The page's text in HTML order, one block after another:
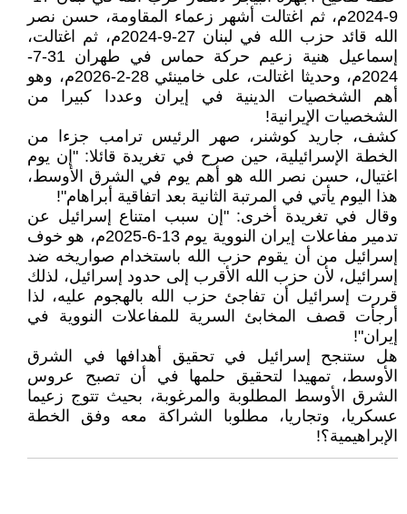
9-2024م، ثم اغتالت أشهر زعماء المقاومة، حسن نصر
الله قائد حزب الله في لبنان 27-9-2024م، ثم اغتالت،
إسماعيل هنية زعيم حركة حماس في طهران 31-7-
2024م، وحديثا اغتالت، على خامينئي 28-2-2026م، وهو
أهم الشخصيات الدينية في إيران وعددا كبيرا من
الشخصيات الإيرانية!
كشف، جاريد كوشنر، صهر الرئيس ترامب جزءا من
الخطة الإسرائيلية، حين صرح في تغريدة قائلا: "إن يوم
اغتيال، حسن نصر الله هو أهم يوم في الشرق الأوسط،
هذا اليوم يأتي في المرتبة الثانية بعد اتفاقية أبراهام"!
وقال في تغريدة أخرى: "إن سبب امتناع إسرائيل عن
تدمير مفاعلات إيران النووية يوم 13-6-2025م، هو خوف
إسرائيل من أن يقوم حزب الله باستخدام صواريخه ضد
إسرائيل، لأن حزب الله الأقرب إلى حدود إسرائيل، لذلك
قررت إسرائيل أن تفاجئ حزب الله بالهجوم عليه، لذا
أرجأت قصف المخابئ السرية للمفاعلات النووية في
إيران"!
هل ستنجح إسرائيل في تحقيق أهدافها في الشرق
الأوسط، تمهيدا لتحقيق حلمها في أن تصبح عروس
الشرق الأوسط المطلوبة والمرغوبة، بحيث تتوج زعيما
عسكريا، وتجاريا، مطلوبا الشراكة معه وفق الخطة
الإبراهيمية؟!